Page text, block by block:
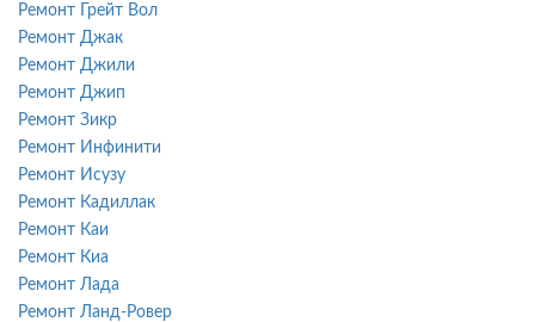
Ремонт Грейт Вол
Ремонт Джак
Ремонт Джили
Ремонт Джип
Ремонт Зикр
Ремонт Инфинити
Ремонт Исузу
Ремонт Кадиллак
Ремонт Каи
Ремонт Киа
Ремонт Лада
Ремонт Ланд-Ровер